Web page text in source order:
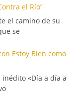
el Río”
el camino de su
se
Estoy Bien como
«Día a día a